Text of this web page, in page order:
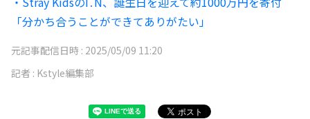
「分かち合うことができてありがたい」
元記事配信日時 : 2025/05/09 11:20
記者 : Kstyle編集部